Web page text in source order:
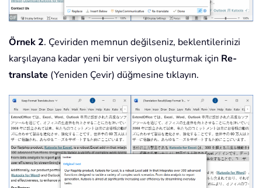
Örnek 2. Çeviriden memnun değilseniz, beklentilerinizi
karşılayana kadar yeni bir versiyon oluşturmak için Re-
translate (Yeniden Çevir) düğmesine tıklayın.